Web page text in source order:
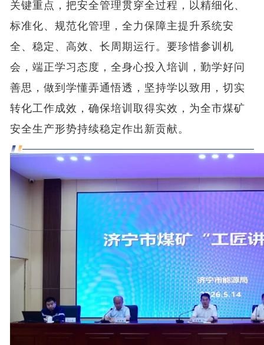
关键重点，把安全管理贯穿全过程，以精细化、
标准化、规范化管理，全力保障主提升系统安
全、稳定、高效、长周期运行。要珍惜参训机
会，端正学习态度，全身心投入培训，勤学好问
善思，做到学懂弄通悟透，坚持学以致用，切实
转化工作成效，确保培训取得实效，为全市煤矿
安全生产形势持续稳定作出新贡献。